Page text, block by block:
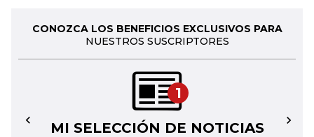
CONOZCA LOS BENEFICIOS EXCLUSIVOS PARA
NUESTROS SUSCRIPTORES
1
MI SELECCIÓN DE NOTICIAS
← →